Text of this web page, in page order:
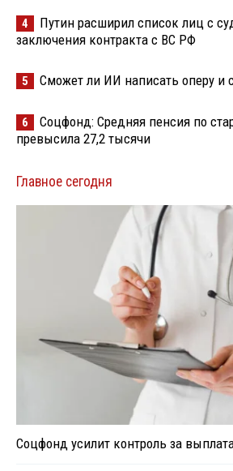
4
Путин расширил список лиц с
заключения контракта с ВС РФ
5 Сможет ли ИИ написать оперу и
6
Соцфонд: Средняя пенсия по
превысила 27,2 тысячи
Главное сегодня
Соцфонд усилит контроль за